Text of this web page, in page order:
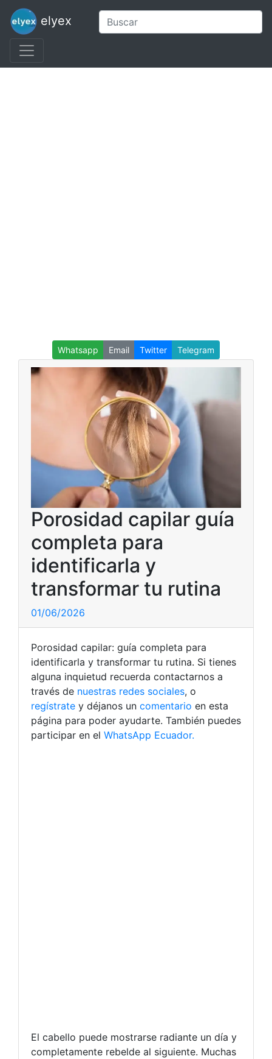
elyex
Whatsapp Email Twitter Telegram
Porosidad capilar guía
completa para
identificarla y
transformar tu rutina
01/06/2026
Porosidad capilar: guía completa para
identificarla y transformar tu rutina. Si tienes
alguna inquietud recuerda contactarnos a
través de nuestras redes sociales, o
regístrate y déjanos un comentario en esta
página para poder ayudarte. También puedes
participar en el WhatsApp Ecuador.
El cabello puede mostrarse radiante un día y
completamente rebelde al siguiente. Muchas